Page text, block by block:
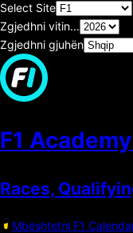
Select Site
Zgjedhni vitin...
Zgjedhni gjuhën
F1
Races,
Mbështetni F1